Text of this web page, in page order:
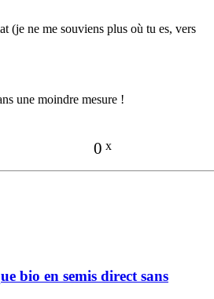
(je ne me souviens plus où tu es, vers
une moindre mesure !
0 x
bio en semis direct sans